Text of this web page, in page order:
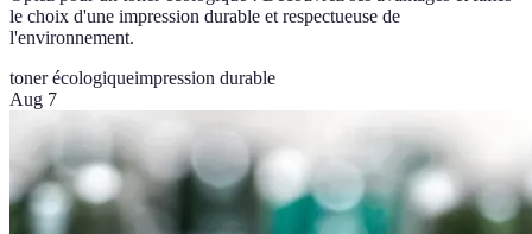
le choix d'une impression durable et respectueuse de
l'environnement.
toner écologiqueimpression durable
Aug 7